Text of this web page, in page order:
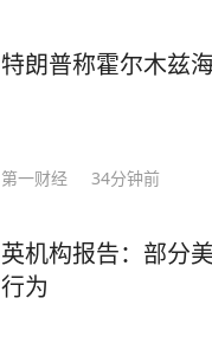
方面全速前进。” 面对美国芯片封锁，中国3年实现半导体设备国产化率从12%跃至3
5%；稀土加工产能
路”合作、RCEP贸易圈
压：中国无人机成本
让美军司令直呼“没法比”。 而我国如今之所以有这样的底气，就是因
首位。 当然，授人以鱼不如授人以渔。除了技术人才，还有一种更可贵的“文化战
士”。比如李柘远——用自
于一个特殊的家庭
特朗普称霍尔木兹
第一财经 34分钟前
英机构报告：部分
行为